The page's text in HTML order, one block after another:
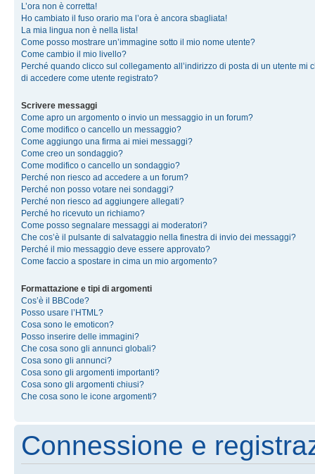
L’ora non è corretta!
Ho cambiato il fuso orario ma l’ora è ancora sbagliata!
La mia lingua non è nella lista!
Come posso mostrare un’immagine sotto il mio nome utente?
Come cambio il mio livello?
Perché quando clicco sul collegamento all’indirizzo di posta di un utente mi
di accedere come utente registrato?
Scrivere messaggi
Come apro un argomento o invio un messaggio in un forum?
Come modifico o cancello un messaggio?
Come aggiungo una firma ai miei messaggi?
Come creo un sondaggio?
Come modifico o cancello un sondaggio?
Perché non riesco ad accedere a un forum?
Perché non posso votare nei sondaggi?
Perché non riesco ad aggiungere allegati?
Perché ho ricevuto un richiamo?
Come posso segnalare messaggi ai moderatori?
Che cos’è il pulsante di salvataggio nella finestra di invio dei messaggi?
Perché il mio messaggio deve essere approvato?
Come faccio a spostare in cima un mio argomento?
Formattazione e tipi di argomenti
Cos’è il BBCode?
Posso usare l’HTML?
Cosa sono le emoticon?
Posso inserire delle immagini?
Che cosa sono gli annunci globali?
Cosa sono gli annunci?
Cosa sono gli argomenti importanti?
Cosa sono gli argomenti chiusi?
Che cosa sono le icone argomenti?
Connessione e